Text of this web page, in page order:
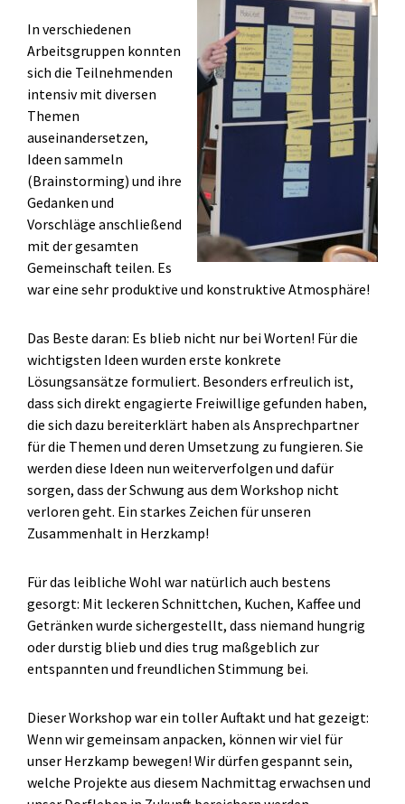
In verschiedenen
Arbeitsgruppen konnten
sich die Teilnehmenden
intensiv mit diversen
Themen
auseinandersetzen,
Ideen sammeln
(Brainstorming) und ihre
Gedanken und
Vorschläge anschließend
mit der gesamten
Gemeinschaft teilen. Es
war eine sehr produktive und konstruktive Atmosphäre!
Das Beste daran: Es blieb nicht nur bei Worten! Für die
wichtigsten Ideen wurden erste konkrete
Lösungsansätze formuliert. Besonders erfreulich ist,
dass sich direkt engagierte Freiwillige gefunden haben,
die sich dazu bereiterklärt haben als Ansprechpartner
für die Themen und deren Umsetzung zu fungieren. Sie
werden diese Ideen nun weiterverfolgen und dafür
sorgen, dass der Schwung aus dem Workshop nicht
verloren geht. Ein starkes Zeichen für unseren
Zusammenhalt in Herzkamp!
Für das leibliche Wohl war natürlich auch bestens
gesorgt: Mit leckeren Schnittchen, Kuchen, Kaffee und
Getränken wurde sichergestellt, dass niemand hungrig
oder durstig blieb und dies trug maßgeblich zur
entspannten und freundlichen Stimmung bei.
Dieser Workshop war ein toller Auftakt und hat gezeigt:
Wenn wir gemeinsam anpacken, können wir viel für
unser Herzkamp bewegen! Wir dürfen gespannt sein,
welche Projekte aus diesem Nachmittag erwachsen und